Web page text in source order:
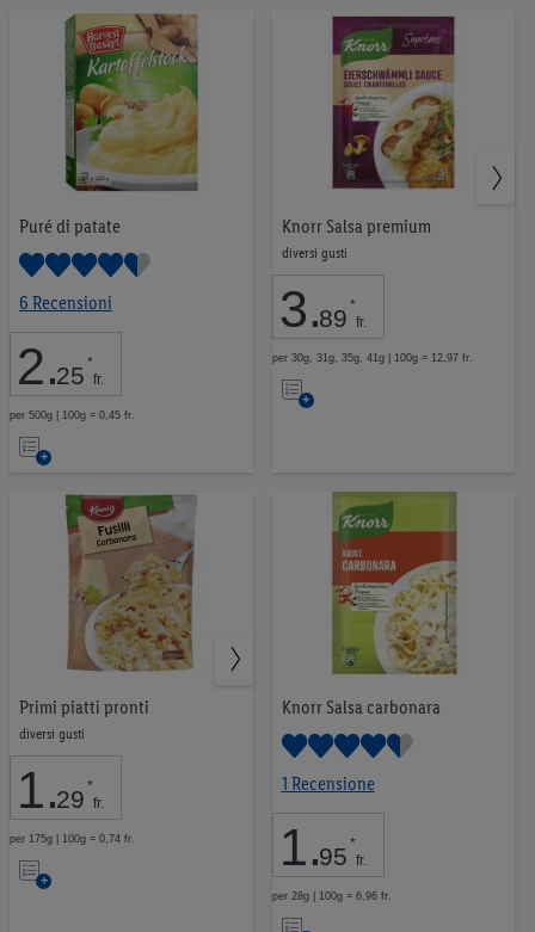
Puré di patate
6 Recensioni
2.25 *
fr.
per 500g | 100g = 0,45 fr.
Nell’elenco
Knorr Salsa premium
diversi gusti
3.89 *
fr.
per 30g, 31g, 35g, 41g | 100g = 12,97 fr.
Nell’elenco
Primi piatti pronti
diversi gusti
1.29 *
fr.
per 175g | 100g = 0,74 fr.
Nell’elenco
Knorr Salsa carbonara
1 Recensione
1.95 *
fr.
per 28g | 100g = 6,96 fr.
Nell’elenco